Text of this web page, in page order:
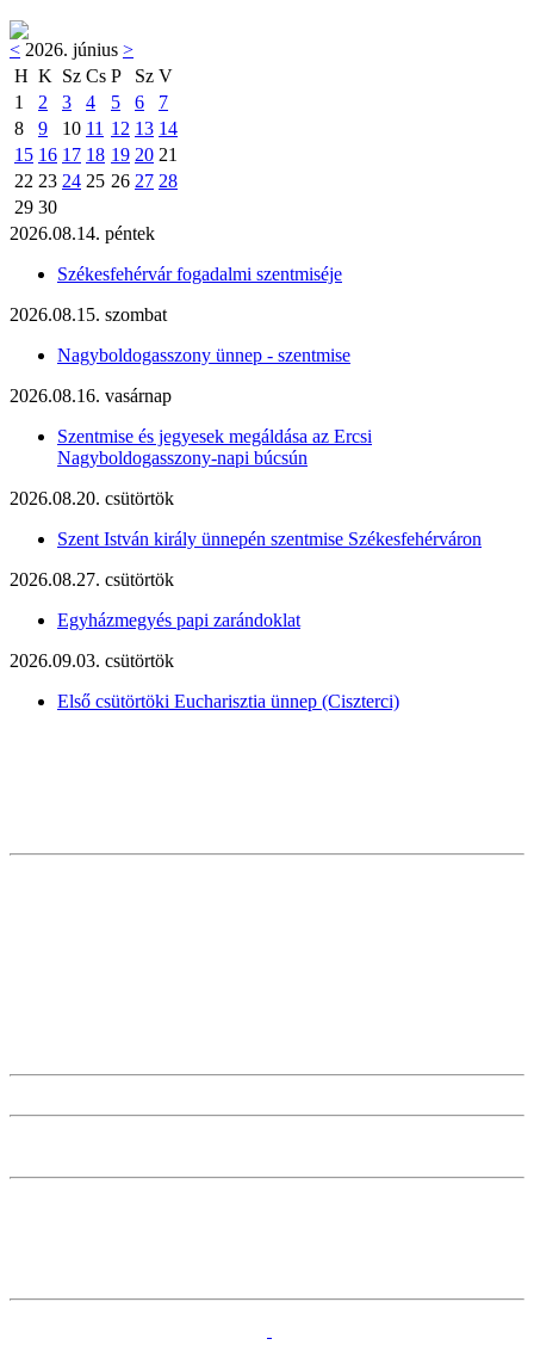
< 2026. június >
H K Sz Cs P Sz V
1
2 3 4 5 6
7
8
9 10 11 12 13 14
15 16 17 18 19 20 21
22 23 24 25 26 27 28
29 30
2026.08.14. péntek
Székesfehérvár fogadalmi szentmiséje
2026.08.15. szombat
Nagyboldogasszony ünnep - szentmise
2026.08.16. vasárnap
Szentmise és jegyesek megáldása az Ercsi
Nagyboldogasszony-napi búcsún
2026.08.20. csütörtök
Szent István király ünnepén szentmise Székesfehérváron
2026.08.27. csütörtök
Egyházmegyés papi zarándoklat
2026.09.03. csütörtök
Első csütörtöki Eucharisztia ünnep (Ciszterci)